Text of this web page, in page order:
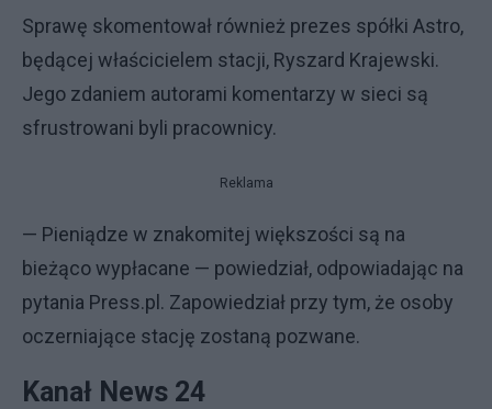
Sprawę skomentował również prezes spółki Astro,
będącej właścicielem stacji, Ryszard Krajewski.
Jego zdaniem autorami komentarzy w sieci są
sfrustrowani byli pracownicy.
Reklama
— Pieniądze w znakomitej większości są na
bieżąco wypłacane — powiedział, odpowiadając na
pytania Press.pl. Zapowiedział przy tym, że osoby
oczerniające stację zostaną pozwane.
Kanał News 24